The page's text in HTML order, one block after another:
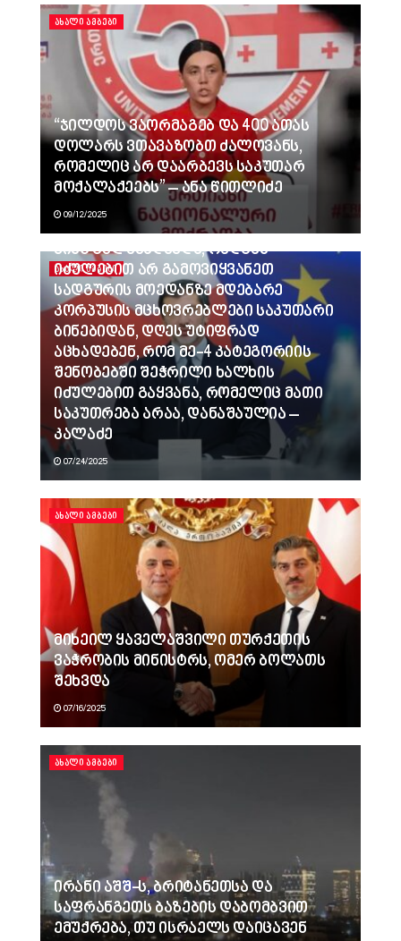
ᲐᲮᲐᲚᲘ ᲐᲛᲑᲔᲑᲘ
“ჯილდოს ვაორმაგებ და 400 ათას
დოლარს ვთავაზობთ ძალოვანს,
რომელიც არ დაარბევს საკუთარ
მოქალაქეებს” – ანა წითლიძე
09/12/2025
ᲐᲮᲐᲚᲘ ᲐᲛᲑᲔᲑᲘ
ვინც გვლანძღავდა, რადგან
იძულებით არ გამოვიყვანეთ
სადგურის მოედანზე მდებარე
კორპუსის მცხოვრებლები საკუთარი
ბინებიდან, დღეს უტიფრად
აცხადებენ, რომ მე-4 კატეგორიის
შენობებში შეჭრილი ხალხის
იძულებით გაყვანა, რომელიც მათი
საკუთრება არაა, დანაშაულია –
კალაძე
07/24/2025
ᲐᲮᲐᲚᲘ ᲐᲛᲑᲔᲑᲘ
მიხეილ ყაველაშვილი თურქეთის
ვაჭრობის მინისტრს, ომერ ბოლათს
შეხვდა
07/16/2025
ᲐᲮᲐᲚᲘ ᲐᲛᲑᲔᲑᲘ
ირანი აშშ-ს, ბრიტანეთსა და
საფრანგეთს ბაზების დაბომბვით
ემუქრება, თუ ისრაელს დაიცავენ